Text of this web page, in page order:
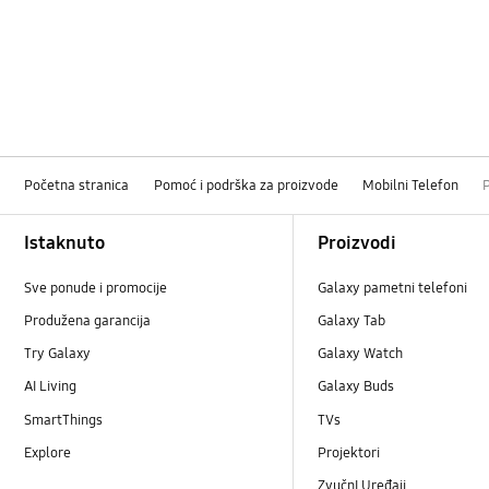
Početna stranica Pomoć i podrška za proizvode Mobilni Telefon
Istaknuto
Sve ponude i promocije
Produžena garancija
Try Galaxy
AI Living
SmartThings
Explore
Proizvodi
Galaxy pametni telefoni
Galaxy Tab
Galaxy Watch
Galaxy Buds
TVs
Projektori
ZvučnI Uređaji